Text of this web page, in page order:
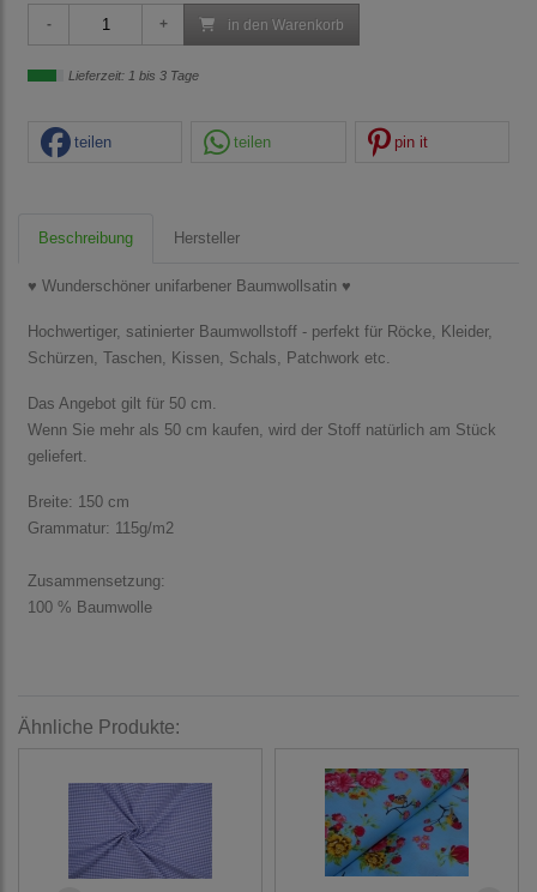
in den Warenkorb
Lieferzeit: 1 bis 3 Tage
teilen teilen pin it
Beschreibung Hersteller
♥ Wunderschöner unifarbener Baumwollsatin ♥
Hochwertiger, satinierter Baumwollstoff - perfekt für Röcke, Kleider,
Schürzen, Taschen, Kissen, Schals, Patchwork etc.
Das Angebot gilt für 50 cm.
Wenn Sie mehr als 50 cm kaufen, wird der Stoff natürlich am Stück
geliefert.
Breite: 150 cm
Grammatur: 115g/m2
Zusammensetzung:
100 % Baumwolle
Ähnliche Produkte: